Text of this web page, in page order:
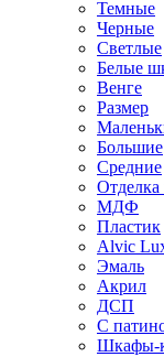
Темные
Черные
Светлые
Белые
Венге
Размер
Большие
Средние
Отделка
МДФ
Пластик
Alvic
Эмаль
Акрил
ДСП
С
Шкафы-